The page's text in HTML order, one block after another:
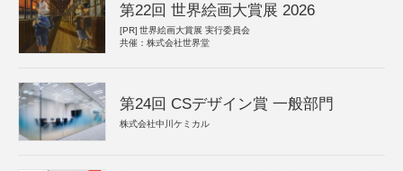
第22回 世界絵画大賞展 2026
[PR] 世界絵画大賞展 実行委員会
共催：株式会社世界堂
第24回 CSデザイン賞 一般部門
株式会社中川ケミカル